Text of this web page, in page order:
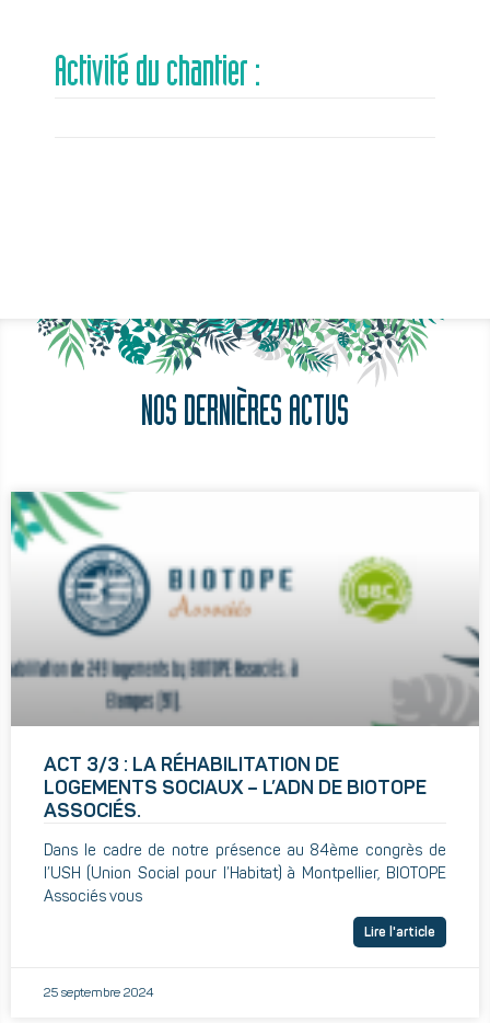
Activité du chantier :
NOS DERNIÈRES ACTUS
ACT 3/3 : LA RÉHABILITATION DE
LOGEMENTS SOCIAUX – L’ADN DE BIOTOPE
ASSOCIÉS.
Dans le cadre de notre présence au 84ème congrès de
l’USH (Union Social pour l’Habitat) à Montpellier, BIOTOPE
Associés vous
Lire l'article
25 septembre 2024